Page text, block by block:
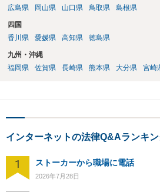
広島県
岡山県 山口県 鳥取県 島根県
四国
香川県
愛媛県 高知県 徳島県
九州・沖縄
福岡県
佐賀県 長崎県 熊本県 大分県 宮崎
インターネットの法律Q&Aランキ
1 ストーカーから職場に電話
2026年7月28日